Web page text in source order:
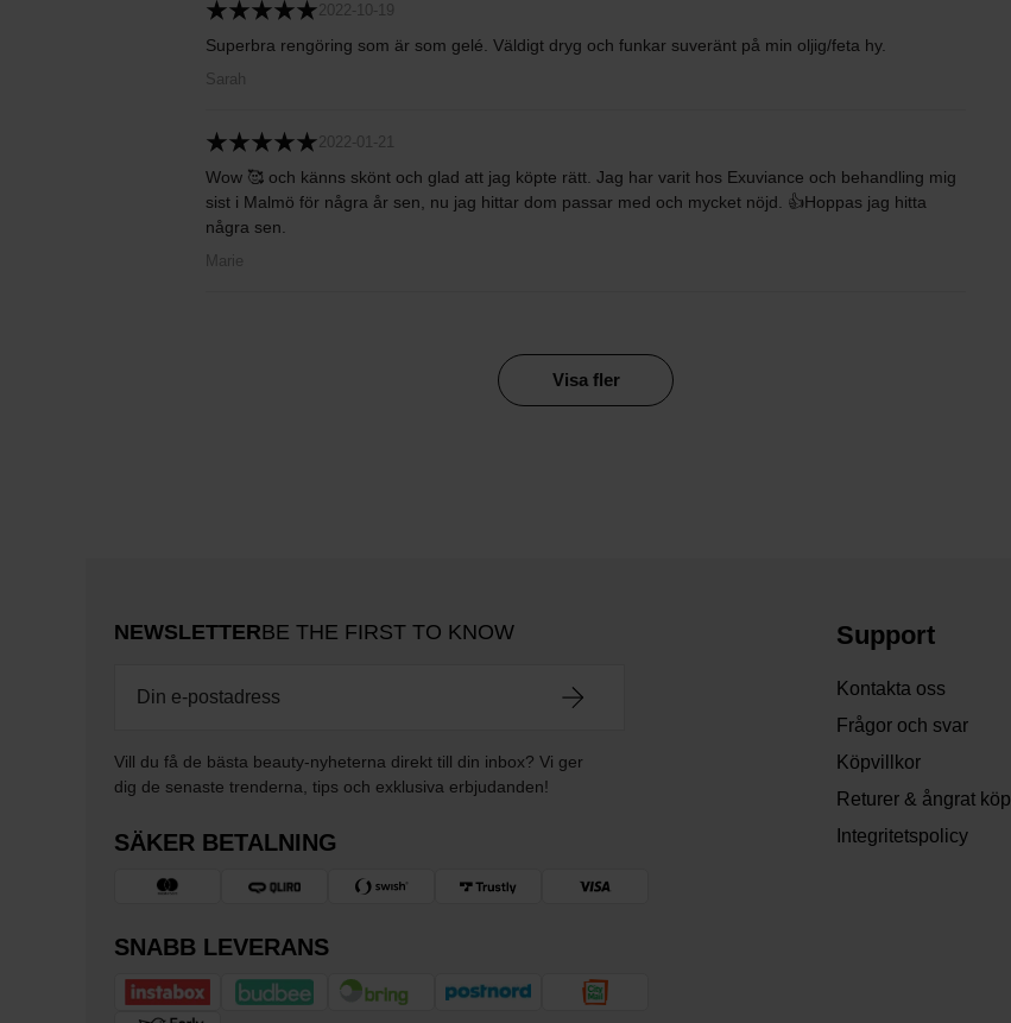
2022-10-19
Superbra rengöring som är som gelé. Väldigt dryg och funkar suveränt på min oljig/feta hy.
Sarah
2022-01-21
Wow 🥰 och känns skönt och glad att jag köpte rätt. Jag har varit hos Exuviance och behandling mig
sist i Malmö för några år sen, nu jag hittar dom passar med och mycket nöjd. 👍Hoppas jag hitta
några sen.
Marie
Visa fler
NEWSLETTERBE THE FIRST TO KNOW
Vill du få de bästa beauty-nyheterna direkt till din inbox? Vi ger
dig de senaste trenderna, tips och exklusiva erbjudanden!
SÄKER BETALNING
SNABB LEVERANS
Support
Kontakta oss
Frågor och svar
Köpvillkor
Returer & ångrat köp
Integritetspolicy